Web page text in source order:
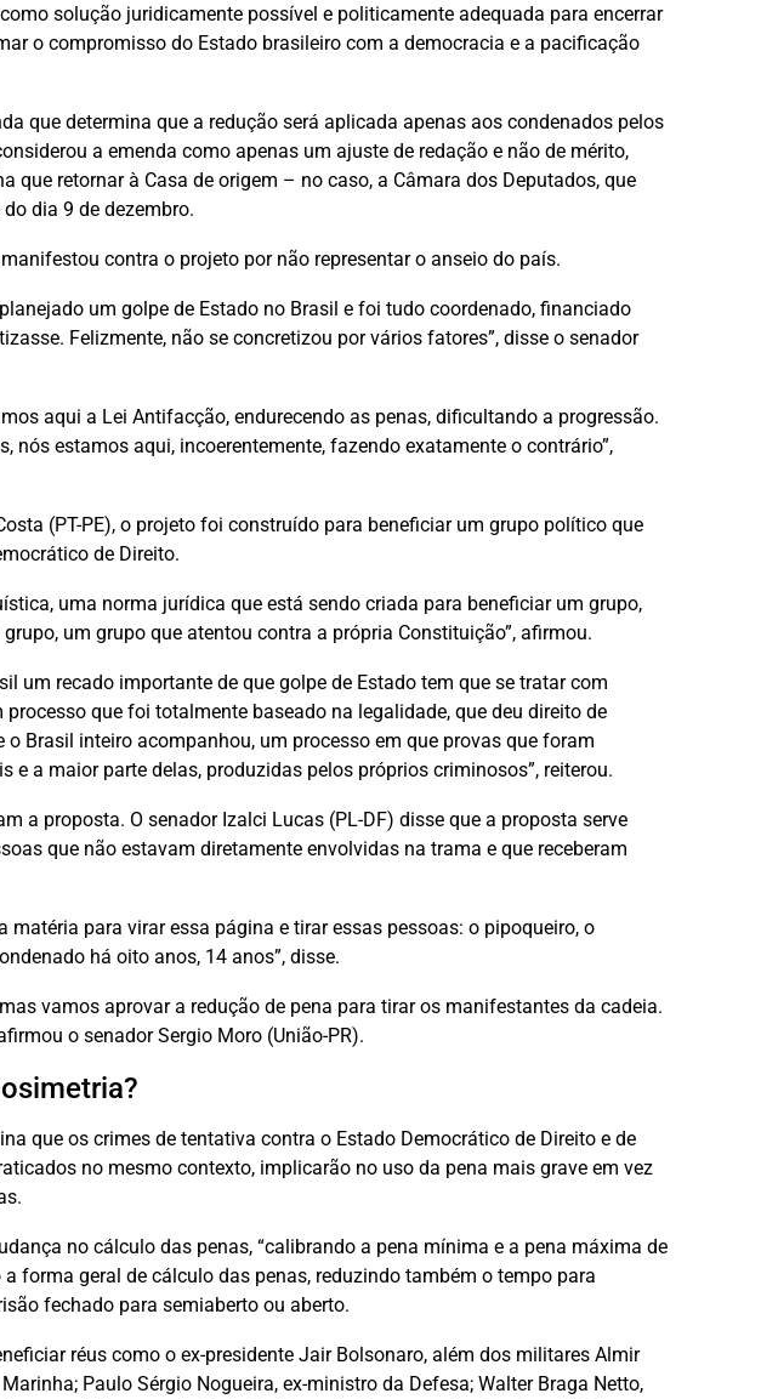
solução juridicamente possível e politicamente adequada para encerrar
o compromisso do Estado brasileiro com a democracia e a pacificação
que determina que a redução será aplicada apenas aos condenados pelos
a emenda como apenas um ajuste de redação e não de mérito,
que retornar à Casa de origem – no caso, a Câmara dos Deputados, que
dia 9 de dezembro.
contra o projeto por não representar o anseio do país.
um golpe de Estado no Brasil e foi tudo coordenado, financiado
Felizmente, não se concretizou por vários fatores”, disse o senador
aqui a Lei Antifacção, endurecendo as penas, dificultando a progressão.
nós estamos aqui, incoerentemente, fazendo exatamente o contrário”,
(PT-PE), o projeto foi construído para beneficiar um grupo político que
de Direito.
uma norma jurídica que está sendo criada para beneficiar um grupo,
um grupo que atentou contra a própria Constituição”, afirmou.
um recado importante de que golpe de Estado tem que se tratar com
processo que foi totalmente baseado na legalidade, que deu direito de
o Brasil inteiro acompanhou, um processo em que provas que foram
e a maior parte delas, produzidas pelos próprios criminosos”, reiterou.
a proposta. O senador Izalci Lucas (PL-DF) disse que a proposta serve
que não estavam diretamente envolvidas na trama e que receberam
matéria para virar essa página e tirar essas pessoas: o pipoqueiro, o
há oito anos, 14 anos”, disse.
vamos aprovar a redução de pena para tirar os manifestantes da cadeia.
o senador Sergio Moro (União-PR).
que os crimes de tentativa contra o Estado Democrático de Direito e de
no mesmo contexto, implicarão no uso da pena mais grave em vez
no cálculo das penas, “calibrando a pena mínima e a pena máxima de
forma geral de cálculo das penas, reduzindo também o tempo para
fechado para semiaberto ou aberto.
réus como o ex-presidente Jair Bolsonaro, além dos militares Almir
Paulo Sérgio Nogueira, ex-ministro da Defesa; Walter Braga Netto,